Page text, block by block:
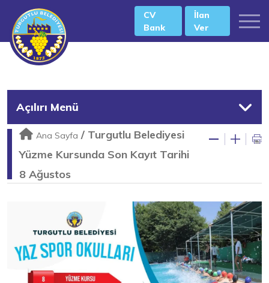
CV
Bank
İlan
Ver
Açılırı Menü
Ana Sayfa / Turgutlu Belediyesi
Yüzme Kursunda Son Kayıt Tarihi
8 Ağustos